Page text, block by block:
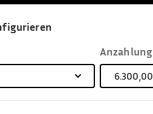
Anzahlung